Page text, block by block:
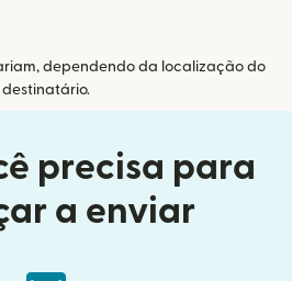
dependendo da localização do
destinatário.
precisa para
a enviar